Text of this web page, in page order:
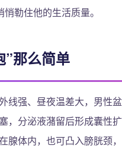
勒住他的生活质量。
”那么简单
线强、昼夜温差大，男性
，分泌液潴留后形成囊性
腺体内，也可凸入膀胱颈